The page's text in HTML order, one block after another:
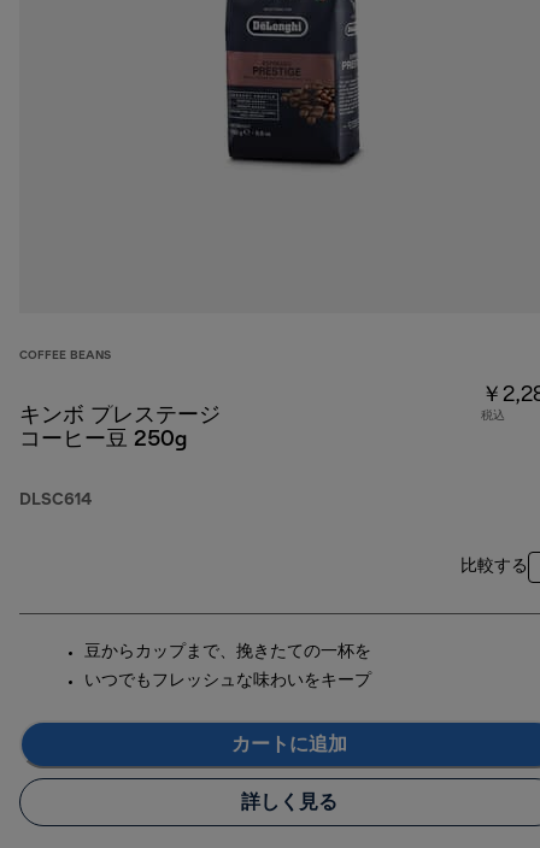
COFFEE BEANS
キンボ プレステージ
コーヒー豆 250g
DLSC614
￥
税込
比較する
豆からカップまで、挽きたての一杯を
いつでもフレッシュな味わいをキープ
カートに追加
詳しく見る